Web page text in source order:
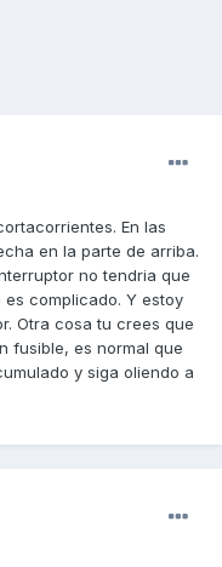
En las
en la parte de arriba.
no tendria que
complicado. Y estoy
Otra cosa tu crees que
fusible, es normal que
y siga oliendo a